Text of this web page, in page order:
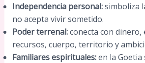
Independencia personal:simboliza
no acepta vivir sometido.
Poder terrenal:conecta con dinero,
recursos, cuerpo, territorio y
Familiares espirituales:en la Goetia